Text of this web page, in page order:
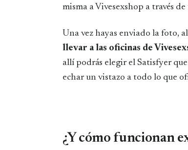
misma a Vivesexshop a través
Una vez hayas enviado la foto,
llevar a las oficinas de
allí podrás elegir el Satisfyer
echar un vistazo a todo lo que
¿Y cómo funcionan